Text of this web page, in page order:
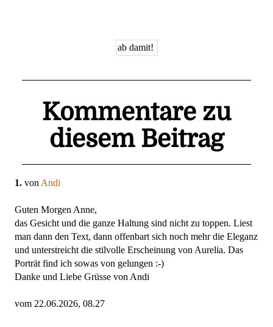
Kommentare zu
diesem Beitrag
1. vonAndi
Guten Morgen Anne,
das Gesicht und die ganze Haltung sind nicht zu toppen. Liest
man dann den Text, dann offenbart sich noch mehr die Eleganz
und unterstreicht die stilvolle Erscheinung von Aurelia. Das
Porträt find ich sowas von gelungen :-)
Danke und Liebe Grüsse von Andi
vom 22.06.2026, 08.27